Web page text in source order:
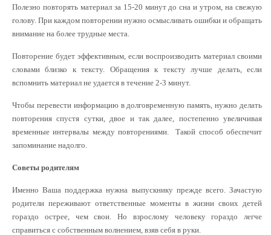
Полезно повторять материал за 15-20 минут до сна и утром, на свежую
голову. При каждом повторении нужно осмысливать ошибки и обращать
внимание на более трудные места.
Повторение будет эффективным, если воспроизводить материал своими
словами близко к тексту. Обращения к тексту лучше делать, если
вспомнить материал не удается в течение 2-3 минут.
Чтобы перевести информацию в долговременную память, нужно делать
повторения спустя сутки, двое и так далее, постепенно увеличивая
временные интервалы между повторениями. Такой способ обеспечит
запоминание надолго.
Советы родителям
Именно Ваша поддержка нужна выпускнику прежде всего. Зачастую
родители переживают ответственные моменты в жизни своих детей
гораздо острее, чем свои. Но взрослому человеку гораздо легче
справиться с собственным волнением, взяв себя в руки.